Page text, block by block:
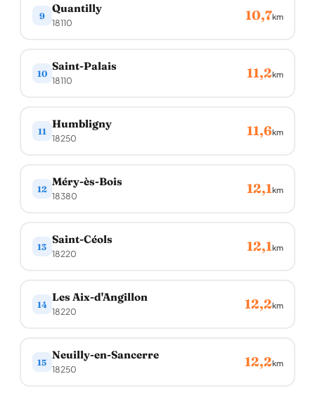
9
Quantilly
18110 10,7km
10
Saint-Palais
18110 11,2km
11
Humbligny
18250 11,6km
12
Méry-ès-Bois
18380 12,1km
13
Saint-Céols
18220 12,1km
14
Les Aix-d'Angillon
18220 12,2km
15
Neuilly-en-Sancerre
18250 12,2km